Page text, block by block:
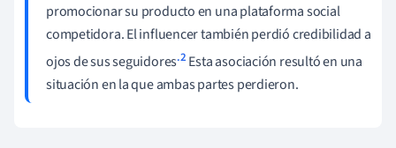
promocionar su producto en una plataforma social
competidora. El influencer también perdió credibilidad a
ojos de sus seguidores.2 Esta asociación resultó en una
situación en la que ambas partes perdieron.